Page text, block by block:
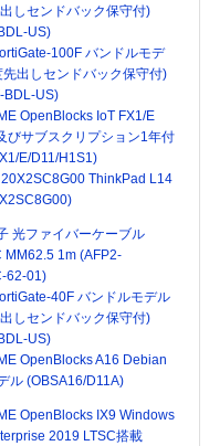
しセンドバック保守付)
US)
100F バンドルモデ
先出しセンドバック保守付)
BDL-US)
OpenBlocks IoT FX1/E
びサブスクリプション1年付
E/D11/H1S1)
20X2SC8G00 ThinkPad L14
光ファイバーケーブル
MM62.5 1m (AFP2-
62-01)
40F バンドルモデル
しセンドバック保守付)
US)
OpenBlocks A16 Debian
ル (OBSA16/D11A)
OpenBlocks IX9 Windows
2019 LTSC搭載